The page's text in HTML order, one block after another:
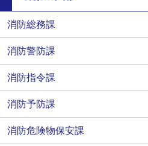
消防総務課
消防警防課
消防指令課
消防予防課
消防危険物保安課